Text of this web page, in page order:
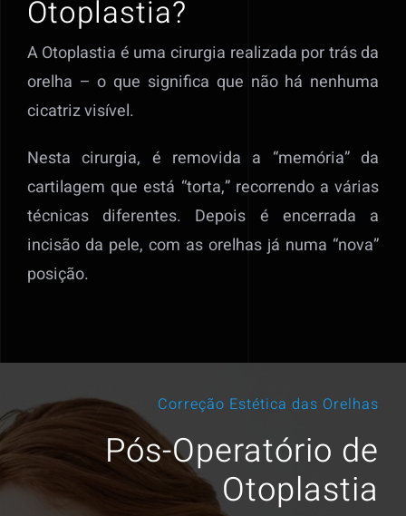
Otoplastia?
A Otoplastia é uma cirurgia realizada por trás da
orelha – o que significa que não há nenhuma
cicatriz visível.
Nesta cirurgia, é removida a “memória” da
cartilagem que está “torta,” recorrendo a várias
técnicas diferentes. Depois é encerrada a
incisão da pele, com as orelhas já numa “nova”
posição.
Correção Estética das Orelhas
Pós-Operatório de
Otoplastia